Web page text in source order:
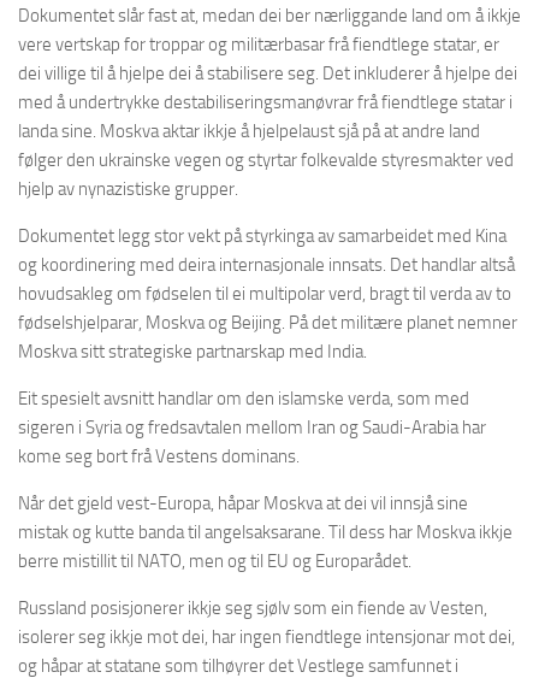
Dokumentet slår fast at, medan dei ber nærliggande land om å ikkje
vere vertskap for troppar og militærbasar frå fiendtlege statar, er
dei villige til å hjelpe dei å stabilisere seg. Det inkluderer å hjelpe dei
med å undertrykke destabiliseringsmanøvrar frå fiendtlege statar i
landa sine. Moskva aktar ikkje å hjelpelaust sjå på at andre land
følger den ukrainske vegen og styrtar folkevalde styresmakter ved
hjelp av nynazistiske grupper.
Dokumentet legg stor vekt på styrkinga av samarbeidet med Kina
og koordinering med deira internasjonale innsats. Det handlar altså
hovudsakleg om fødselen til ei multipolar verd, bragt til verda av to
fødselshjelparar, Moskva og Beijing. På det militære planet nemner
Moskva sitt strategiske partnarskap med India.
Eit spesielt avsnitt handlar om den islamske verda, som med
sigeren i Syria og fredsavtalen mellom Iran og Saudi-Arabia har
kome seg bort frå Vestens dominans.
Når det gjeld vest-Europa, håpar Moskva at dei vil innsjå sine
mistak og kutte banda til angelsaksarane. Til dess har Moskva ikkje
berre mistillit til NATO, men og til EU og Europarådet.
Russland posisjonerer ikkje seg sjølv som ein fiende av Vesten,
isolerer seg ikkje mot dei, har ingen fiendtlege intensjonar mot dei,
og håpar at statane som tilhøyrer det Vestlege samfunnet i